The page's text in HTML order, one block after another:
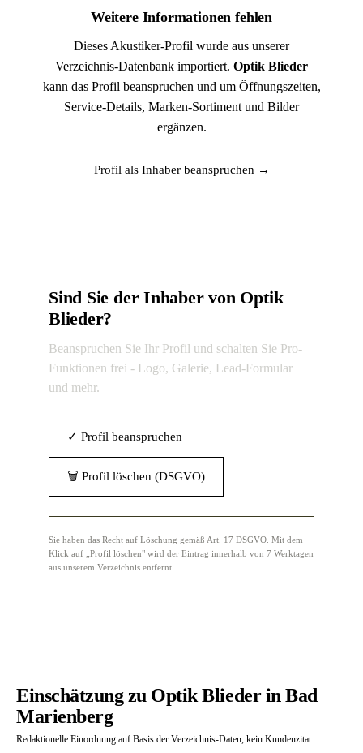
Weitere Informationen fehlen
Dieses Akustiker-Profil wurde aus unserer
Verzeichnis-Datenbank importiert. Optik Blieder
kann das Profil beanspruchen und um Öffnungszeiten,
Service-Details, Marken-Sortiment und Bilder
ergänzen.
Profil als Inhaber beanspruchen →
Sind Sie der Inhaber von Optik
Blieder?
Beanspruchen Sie Ihr Profil und schalten Sie Pro-
Funktionen frei - Logo, Galerie, Lead-Formular
und mehr.
✓ Profil beanspruchen
🗑 Profil löschen (DSGVO)
Sie haben das Recht auf Löschung gemäß Art. 17 DSGVO. Mit dem
Klick auf „Profil löschen" wird der Eintrag innerhalb von 7 Werktagen
aus unserem Verzeichnis entfernt.
Einschätzung zu Optik Blieder in Bad
Marienberg
Redaktionelle Einordnung auf Basis der Verzeichnis-Daten, kein Kundenzitat.